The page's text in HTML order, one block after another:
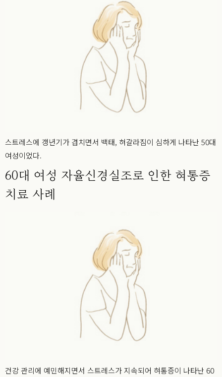
스트레스에 갱년기가 겹치면서 백태, 혀갈라짐이 심하게 나타난 50대
여성이었다.
60대 여성 자율신경실조로 인한 혀통증
치료 사례
건강 관리에 예민해지면서 스트레스가 지속되어 혀통증이 나타난 60